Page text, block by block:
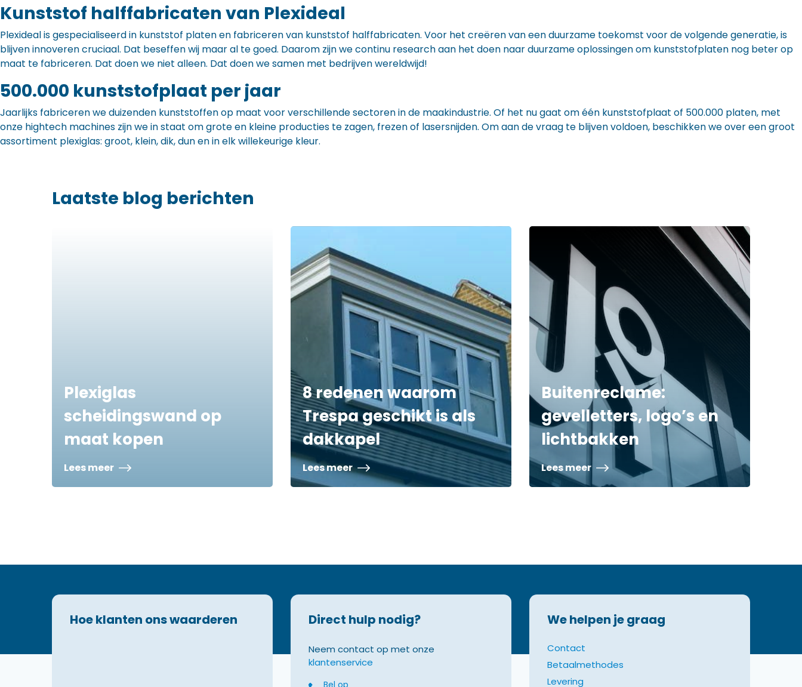
Kunststof halffabricaten van Plexideal
Plexideal is gespecialiseerd in kunststof platen en fabriceren van kunststof halffabricaten. Voor het creëren van een duurzame toekomst voor de volgende generatie, is
blijven innoveren cruciaal. Dat beseffen wij maar al te goed. Daarom zijn we continu research aan het doen naar duurzame oplossingen om kunststofplaten nog beter op
maat te fabriceren. Dat doen we niet alleen. Dat doen we samen met bedrijven wereldwijd!
500.000 kunststofplaat per jaar
Jaarlijks fabriceren we duizenden kunststoffen op maat voor verschillende sectoren in de maakindustrie. Of het nu gaat om één kunststofplaat of 500.000 platen, met
onze hightech machines zijn we in staat om grote en kleine producties te zagen, frezen of lasersnijden. Om aan de vraag te blijven voldoen, beschikken we over een groot
assortiment plexiglas: groot, klein, dik, dun en in elk willekeurige kleur.
Laatste blog berichten
Plexiglas
scheidingswand op
maat kopen
Lees meer
8 redenen waarom
Trespa geschikt is als
dakkapel
Lees meer
Buitenreclame:
gevelletters, logo’s en
lichtbakken
Lees meer
Hoe klanten ons waarderen Direct hulp nodig?
Neem contact op met onze
klantenservice
Bel op
We helpen je graag
Contact
Betaalmethodes
Levering